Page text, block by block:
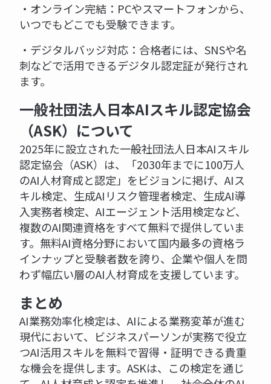
・オンライン完結：PCやスマートフォンから、
いつでもどこでも受験できます。
・デジタルバッジ対応：合格者には、SNSや名
刺などで活用できるデジタル認定証が発行され
ます。
一般社団法人日本AIスキル認定協会
（ASK）について
2025年に設立された一般社団法人日本AIスキル
認定協会（ASK）は、「2030年までに100万人
のAI人材育成と認定」をビジョンに掲げ、AIス
キル検定、生成AIリスク管理者検定、生成AI導
入実務者検定、AIエージェント活用検定など、
複数のAI関連資格をすべて無料で提供していま
す。無料AI資格分野において国内最多の資格ラ
インナップと受験者数を誇り、企業や個人を問
わず幅広い層のAI人材育成を支援しています。
まとめ
AI業務効率化検定は、AIによる業務変革が進む
現代において、ビジネスパーソンが実務で役立
つAI活用スキルを無料で習得・証明できる貴重
な機会を提供します。ASKは、この検定を通じ